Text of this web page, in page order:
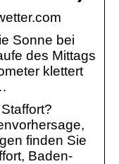
Sonne bei
des Mittags
klettert
finden Sie
Baden-